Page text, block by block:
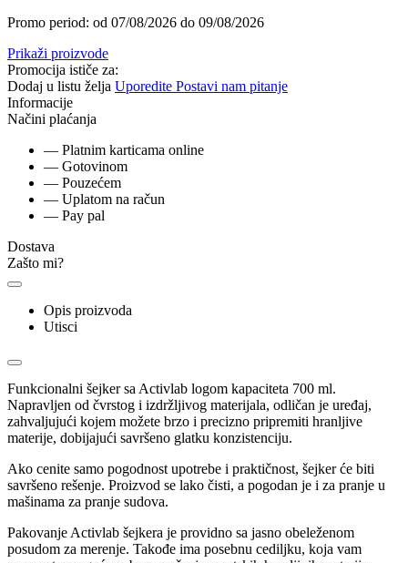
Promo period: od 07/08/2026 do 09/08/2026
Prikaži proizvode
Promocija ističe za:
Dodaj u listu želja Uporedite Postavi nam pitanje
Informacije
Načini plaćanja
— Platnim karticama online
— Gotovinom
— Pouzećem
— Uplatom na račun
— Pay pal
Dostava
Zašto mi?
Opis proizvoda
Utisci
Funkcionalni šejker sa Activlab logom kapaciteta 700 ml.
Napravljen od čvrstog i izdržljivog materijala, odličan je uređaj,
zahvaljujući kojem možete brzo i precizno pripremiti hranljive
materije, dobijajući savršeno glatku konzistenciju.
Ako cenite samo pogodnost upotrebe i praktičnost, šejker će biti
savršeno rešenje. Proizvod se lako čisti, a pogodan je i za pranje u
mašinama za pranje sudova.
Pakovanje Activlab šejkera ​​je providno sa jasno obeleženom
posudom za merenje. Takođe ima posebnu cediljku, koja vam